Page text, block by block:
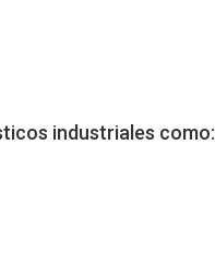
industriales como: